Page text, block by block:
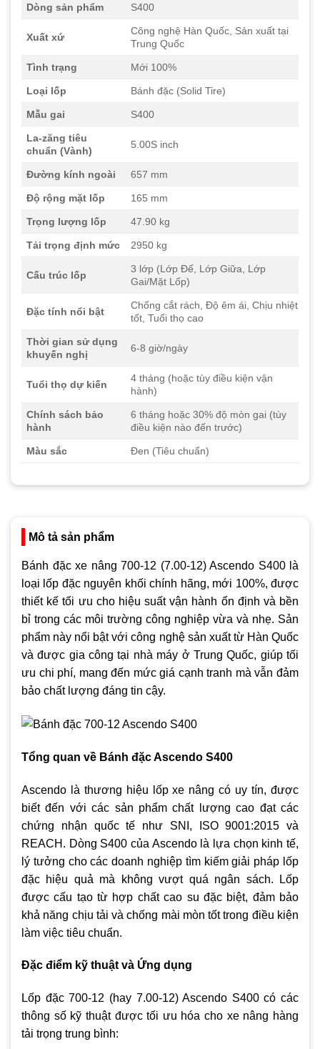
Dòng sản phẩm S400
Xuất xứ
Công nghệ Hàn Quốc, Sản xuất tại
Trung Quốc
Tình trạng Mới 100%
Loại lốp Bánh đặc (Solid Tire)
Mẫu gai S400
La-zăng tiêu
chuẩn (Vành)
5.00S inch
Đường kính ngoài 657 mm
Độ rộng mặt lốp 165 mm
Trọng lượng lốp 47.90 kg
Tải trọng định mức 2950 kg
Cấu trúc lốp
3 lớp (Lớp Đế, Lớp Giữa, Lớp
Gai/Mặt Lốp)
Đặc tính nổi bật
Chống cắt rách, Độ êm ái, Chịu nhiệt
tốt, Tuổi thọ cao
Thời gian sử dụng
khuyến nghị
6-8 giờ/ngày
Tuổi thọ dự kiến
4 tháng (hoặc tùy điều kiện vận
hành)
Chính sách bảo
hành
6 tháng hoặc 30% độ mòn gai (tùy
điều kiện nào đến trước)
Màu sắc Đen (Tiêu chuẩn)
Mô tả sản phẩm
Bánh đặc xe nâng 700-12 (7.00-12) Ascendo S400 là
loại lốp đặc nguyên khối chính hãng, mới 100%, được
thiết kế tối ưu cho hiệu suất vận hành ổn định và bền
bỉ trong các môi trường công nghiệp vừa và nhẹ. Sản
phẩm này nổi bật với công nghệ sản xuất từ Hàn Quốc
và được gia công tại nhà máy ở Trung Quốc, giúp tối
ưu chi phí, mang đến mức giá cạnh tranh mà vẫn đảm
bảo chất lượng đáng tin cậy.
Tổng quan về Bánh đặc Ascendo S400
Ascendo là thương hiệu lốp xe nâng có uy tín, được
biết đến với các sản phẩm chất lượng cao đạt các
chứng nhận quốc tế như SNI, ISO 9001:2015 và
REACH. Dòng S400 của Ascendo là lựa chọn kinh tế,
lý tưởng cho các doanh nghiệp tìm kiếm giải pháp lốp
đặc hiệu quả mà không vượt quá ngân sách. Lốp
được cấu tạo từ hợp chất cao su đặc biệt, đảm bảo
khả năng chịu tải và chống mài mòn tốt trong điều kiện
làm việc tiêu chuẩn.
Đặc điểm kỹ thuật và Ứng dụng
Lốp đặc 700-12 (hay 7.00-12) Ascendo S400 có các
thông số kỹ thuật được tối ưu hóa cho xe nâng hàng
tải trọng trung bình: